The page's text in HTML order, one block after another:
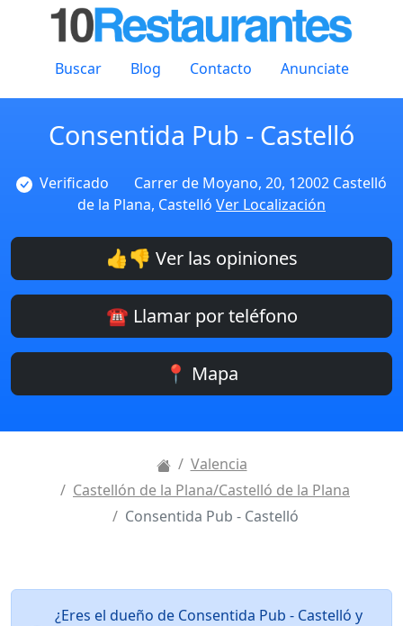
Buscar Blog Contacto Anunciate
Consentida Pub - Castelló
Verificado
Carrer de Moyano, 20, 12002 Castelló
de la Plana, Castelló Ver Localización
👍👎 Ver las opiniones
☎️ Llamar por teléfono
📍 Mapa
Valencia
Castellón de la Plana/Castelló de la Plana
Consentida Pub - Castelló
¿Eres el dueño de Consentida Pub - Castelló y